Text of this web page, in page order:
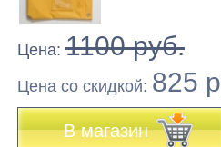
Цена: 1100 руб.
Цена co скидкой: 825
В магазин